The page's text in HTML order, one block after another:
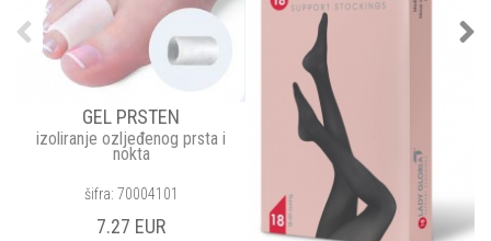
GEL PRSTEN
izoliranje ozljeđenog prsta i
nokta
šifra: 70004101
7.27 EUR